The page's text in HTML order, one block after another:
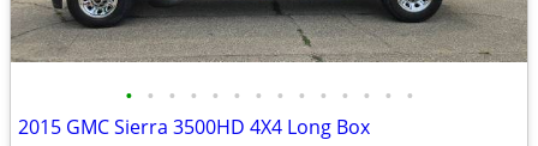
• • • • • • • • • • • • • •
2015 GMC Sierra 3500HD 4X4 Long Box